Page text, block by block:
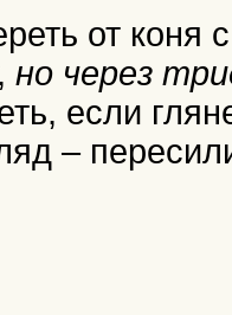
от коня
но через
если
–